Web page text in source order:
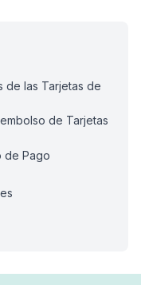
de las Tarjetas de
de Tarjetas
de Pago